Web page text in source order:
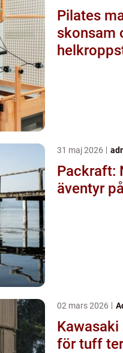
Pilates
skonsam
31 maj 2026
Packraft:
äventyr
02 mars 2026
för tuff